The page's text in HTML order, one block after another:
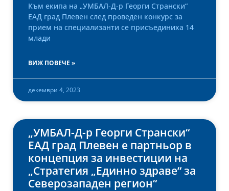
Към екипа на „УМБАЛ-Д-р Георги Странски“
ЕАД град Плевен след проведен конкурс за
прием на специализанти се присъединиха 14
млади
ВИЖ ПОВЕЧЕ »
декември 4, 2023
„УМБАЛ-Д-р Георги Странски“
ЕАД град Плевен е партньор в
концепция за инвестиции на
„Стратегия „Единно здраве“ за
Северозападен регион“